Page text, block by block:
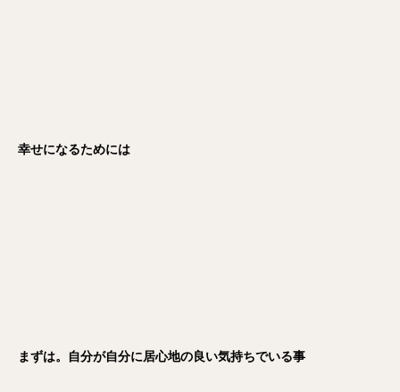
幸せになるためには
まずは。自分が自分に居心地の良い気持ちでいる事